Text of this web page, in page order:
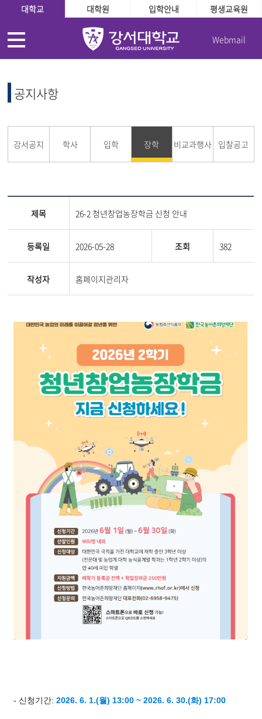
대학교 대학원 입학안내 평생교육원
Webmail
공지사항
강서공지 학사 입학 장학 비교과행사 입찰공고
제목 26-2 청년창업농장학금 신청 안내
등록일 2026-05-28 조회 382
작성자 홈페이지관리자
​- 신청기간: 2026. 6. 1.(월) 13:00 ~ 2026. 6. 30.(화) 17:00